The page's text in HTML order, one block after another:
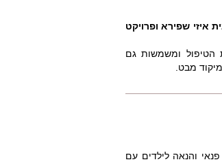
איזי שפירא ופרויקט
הטיפול ומשמשות גם
מבט.
והנאה לילדים עם